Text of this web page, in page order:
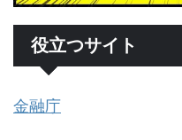
役立つサイト
金融庁